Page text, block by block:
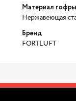
Материал гофры
Нержавеющая
Бренд
FORTLUFT